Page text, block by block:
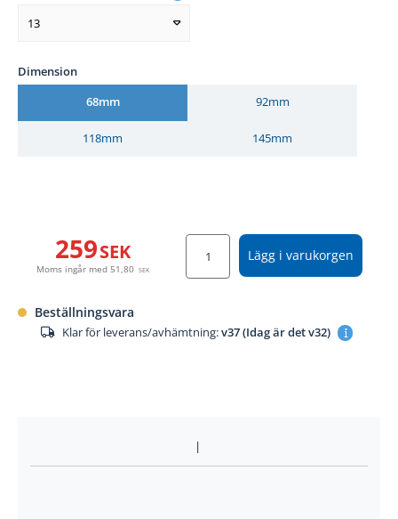
13
Dimension
68mm 92mm
118mm 145mm
Lägg i varukorgen
259SEK
Moms ingår med51,80 SEK
Beställningsvara
Klar för leverans/avhämtning:v37 (Idag är det v32)